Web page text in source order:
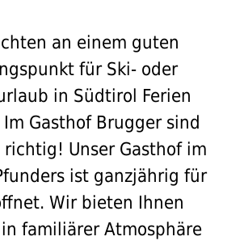
an einem guten
für Ski- oder
in Südtirol Ferien
Gasthof Brugger sind
richtig! Unser Gasthof im
ist ganzjährig für
Wir bieten Ihnen
familiärer Atmosphäre